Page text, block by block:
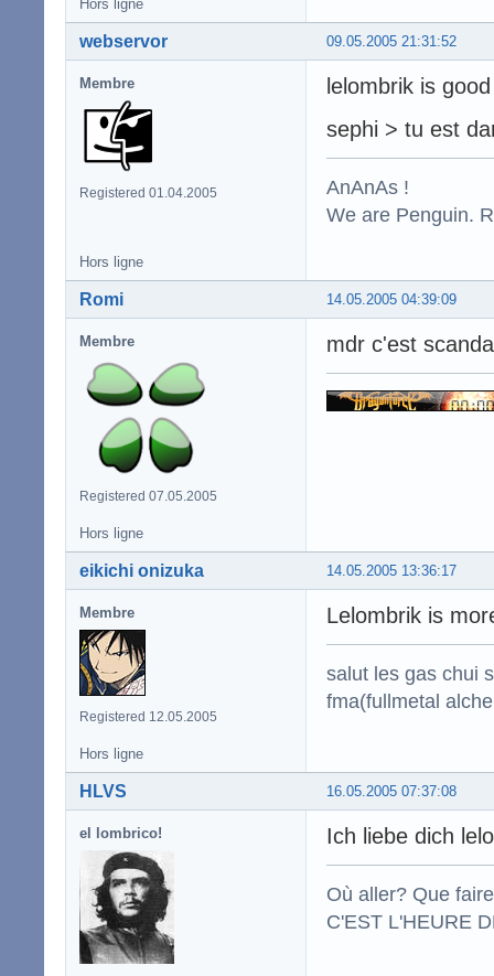
Hors ligne
09.05.2005 21:31:52
webservor
Membre
Registered 01.04.2005
lelombrik is good
sephi > tu est
AnAnAs !
We are Penguin.
Hors ligne
14.05.2005 04:39:09
Romi
Membre
Registered 07.05.2005
mdr c'est
Hors ligne
14.05.2005 13:36:17
eikichi onizuka
Membre
Registered 12.05.2005
Lelombrik is
salut les gas chui
fma(fullmetal
Hors ligne
16.05.2005 07:37:08
HLVS
el lombrico! Ich liebe dich
Où aller? Que
C'EST L'HEURE